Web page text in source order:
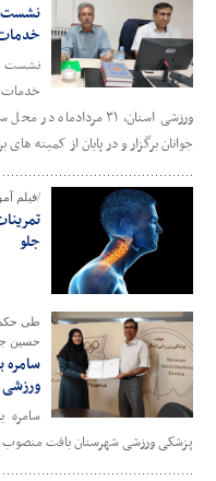
نشست
نشست
ورزشی استان، ۳۱
جوانان برگزار و در پایان از کمیته های
/فیلم
جلو
طی
حسین
سامره
سامره
پزشکی ورزشی شهرستان بافت